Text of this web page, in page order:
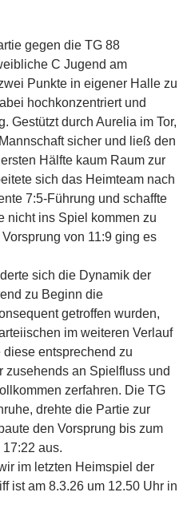
gegen die TG 88
C Jugend am
Punkte in eigener Halle zu
hochkonzentriert und
Gestützt durch Aurelia im Tor,
sicher und ließ den
Hälfte kaum Raum zur
sich das Heimteam nach
7:5-Führung und schaffte
nicht ins Spiel kommen zu
von 11:9 ging es
sich die Dynamik der
zu Beginn die
getroffen wurden,
im weiteren Verlauf
entsprechend zu
zusehends an Spielfluss und
zerfahren. Die TG
drehte die Partie zur
den Vorsprung bis zum
aus.
im letzten Heimspiel der
ist am 8.3.26 um 12.50 Uhr in